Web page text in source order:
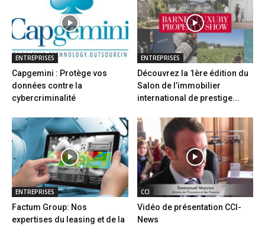
ENTREPRISES
Capgemini : Protège vos
données contre la
cybercriminalité
ENTREPRISES
Découvrez la 1ère édition du
Salon de l’immobilier
international de prestige...
ENTREPRISES
Factum Group: Nos
expertises du leasing et de la
CCI
Vidéo de présentation CCI-
News